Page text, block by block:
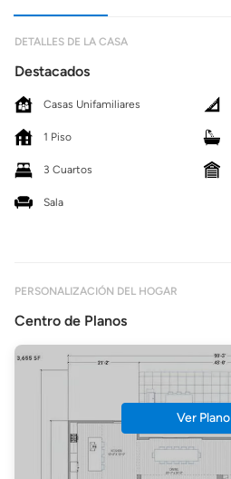
DETALLES DE LA CASA
Destacados
Casas Unifamiliares
1 Piso
3 Cuartos
Sala
PERSONALIZACIÓN DEL HOGAR
Centro de Planos
Ver Plano